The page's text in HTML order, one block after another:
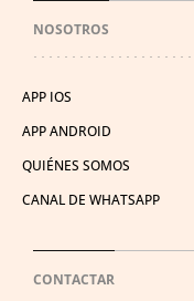
NOSOTROS
APP IOS
APP ANDROID
QUIÉNES SOMOS
CANAL DE WHATSAPP
CONTACTAR